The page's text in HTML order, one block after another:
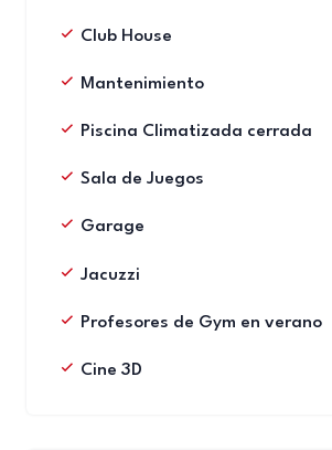
Club House
Mantenimiento
Piscina Climatizada cerrada
Sala de Juegos
Garage
Jacuzzi
Profesores de Gym en verano
Cine 3D